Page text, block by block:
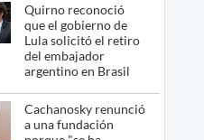
Quirno reconoció
que el gobierno de
Lula solicitó el retiro
del embajador
argentino en Brasil
Cachanosky renunció
a una fundación